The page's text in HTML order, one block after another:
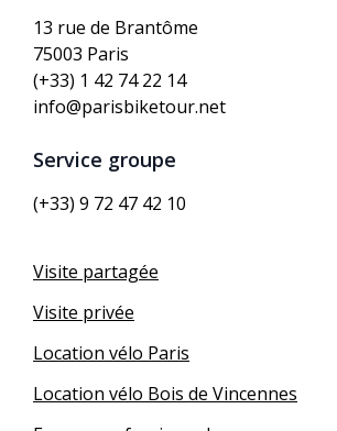
13 rue de Brantôme
75003 Paris
(+33) 1 42 74 22 14
info@parisbiketour.net
Service groupe
(+33) 9 72 47 42 10
Visite partagée
Visite privée
Location vélo Paris
Location vélo Bois de Vincennes